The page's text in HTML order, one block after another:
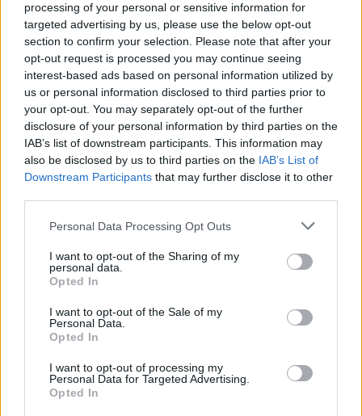
processing of your personal or sensitive information for
targeted advertising by us, please use the below opt-out
section to confirm your selection. Please note that after your
opt-out request is processed you may continue seeing
interest-based ads based on personal information utilized by
us or personal information disclosed to third parties prior to
your opt-out. You may separately opt-out of the further
disclosure of your personal information by third parties on the
IAB’s list of downstream participants. This information may
also be disclosed by us to third parties on the IAB’s List of
Downstream Participants that may further disclose it to other
Personal Data Processing Opt Outs
I want to opt-out of the Sharing of my
personal data.
Opted In
I want to opt-out of the Sale of my
Personal Data.
Opted In
I want to opt-out of processing my
Personal Data for Targeted Advertising.
Opted In
ΠΕΡΙΣΣΌΤΕΡΑ ΣΕ ΑΥΤΉ ΤΗΝ ΚΑΤΗΓΟΡΊΑ
ΠΑΣΟΚ: Μητσοτάκης στο
νέο υπουργικό λες και
ανέλαβε χθες - Χωρίς
Χάρης Δούκας: Δίνει το
ευρύτερη Κεντροαριστερά